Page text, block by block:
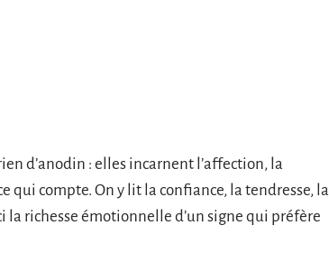
d’anodin : elles incarnent l’affection, la
qui compte. On y lit la confiance, la tendresse, la
richesse émotionnelle d’un signe qui préfère